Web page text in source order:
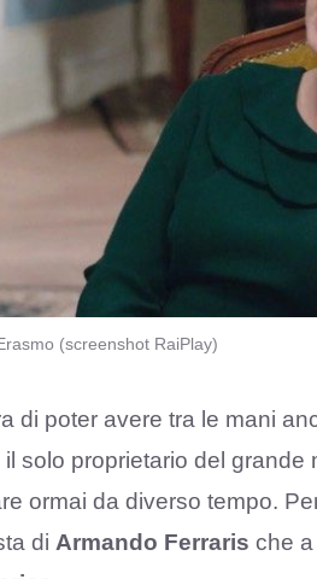
(screenshot RaiPlay)
di poter avere tra le mani
solo proprietario del
ormai da diverso tempo.
di Armando Ferraris che